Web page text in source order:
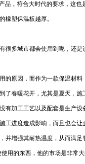
，符合大时代的要求，这
橡塑保温板越厚。
很多城市都会使用到呢，还
的原因，而作为一款保温材
了春暖花开，尤其是夏天，
有加工工艺以及配套是生产
工进度造成影响，而且也会
增强其耐热温度，从而满足
用的东西，他的市场是非常